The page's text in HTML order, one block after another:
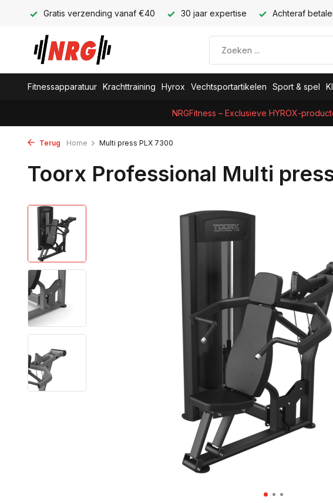
Gratis verzending vanaf €40 30 jaar expertise Achteraf
Fitnessapparatuur Krachttraining Hyrox Vechtsportartikelen Sport & spel
NRGFitness – Exclusieve HYROX-
Terug Home Multi press PLX 7300
Toorx Professional Multi